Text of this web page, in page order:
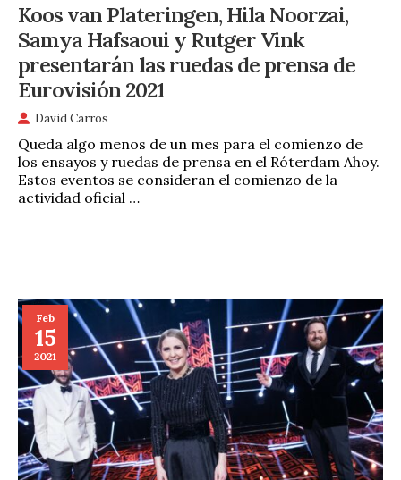
Koos van Plateringen, Hila Noorzai,
Samya Hafsaoui y Rutger Vink
presentarán las ruedas de prensa de
Eurovisión 2021
David Carros
Queda algo menos de un mes para el comienzo de
los ensayos y ruedas de prensa en el Róterdam Ahoy.
Estos eventos se consideran el comienzo de la
actividad oficial …
Feb
15
2021